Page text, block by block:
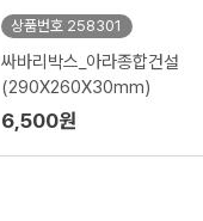
상품번호 258301
싸바리박스_아라종합건설
(290X260X30mm)
6,500원